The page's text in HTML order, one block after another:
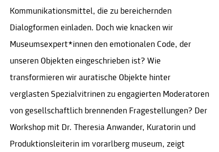
Kommunikationsmittel, die zu bereichernden
Dialogformen einladen. Doch wie knacken wir
Museumsexpert*innen den emotionalen Code, der
unseren Objekten eingeschrieben ist? Wie
transformieren wir auratische Objekte hinter
verglasten Spezialvitrinen zu engagierten Moderatoren
von gesellschaftlich brennenden Fragestellungen? Der
Workshop mit Dr. Theresia Anwander, Kuratorin und
Produktionsleiterin im vorarlberg museum, zeigt